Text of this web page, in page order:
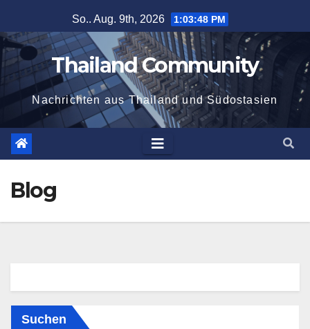
Inhalt
springen
So.. Aug. 9th, 2026 1:03:48 PM
Thailand Community
Nachrichten aus Thailand und Südostasien
Blog
Suchen